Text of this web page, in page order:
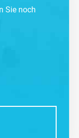
Sie noch